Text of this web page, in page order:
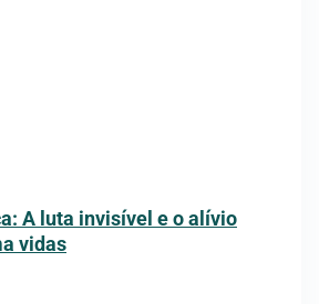
A luta invisível e o alívio
vidas